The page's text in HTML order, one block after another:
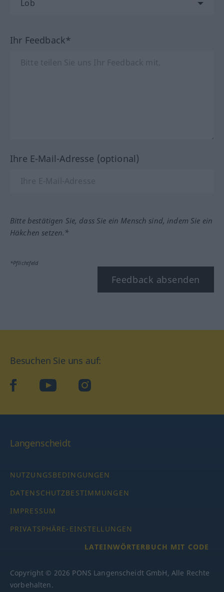
Ihr Feedback*
Ihre E-Mail-Adresse (optional)
Bitte bestätigen Sie, dass Sie ein Mensch sind, indem Sie ein
Häkchen setzen.*
*Pflichtfeld
Feedback absenden
Besuchen Sie uns auf:
facebookYouTube Instagram
Langenscheidt
NUTZUNGSBEDINGUNGEN
DATENSCHUTZBESTIMMUNGEN
IMPRESSUM
PRIVATSPHÄRE-EINSTELLUNGEN
LATEINWÖRTERBUCH MIT CODE
Copyright © 2026 PONS Langenscheidt GmbH, Alle Rechte
vorbehalten.